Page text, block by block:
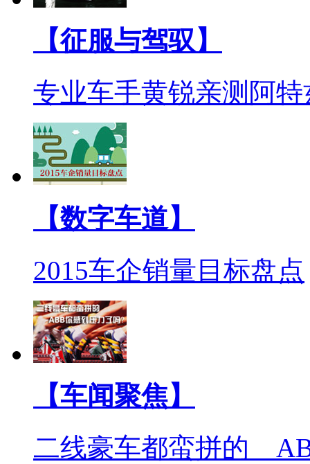
【征服与驾驭】
专业车手黄锐亲测阿特
【数字车道】
2015车企销量目标盘点
【车闻聚焦】
二线豪车都蛮拼的